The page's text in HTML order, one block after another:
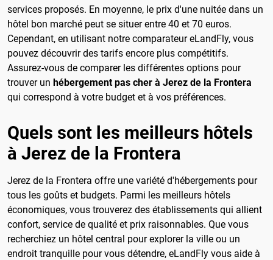
services proposés. En moyenne, le prix d'une nuitée dans un
hôtel bon marché peut se situer entre 40 et 70 euros.
Cependant, en utilisant notre comparateur eLandFly, vous
pouvez découvrir des tarifs encore plus compétitifs.
Assurez-vous de comparer les différentes options pour
trouver un hébergement pas cher à Jerez de la Frontera
qui correspond à votre budget et à vos préférences.
Quels sont les meilleurs hôtels
à Jerez de la Frontera
Jerez de la Frontera offre une variété d'hébergements pour
tous les goûts et budgets. Parmi les meilleurs hôtels
économiques, vous trouverez des établissements qui allient
confort, service de qualité et prix raisonnables. Que vous
recherchiez un hôtel central pour explorer la ville ou un
endroit tranquille pour vous détendre, eLandFly vous aide à